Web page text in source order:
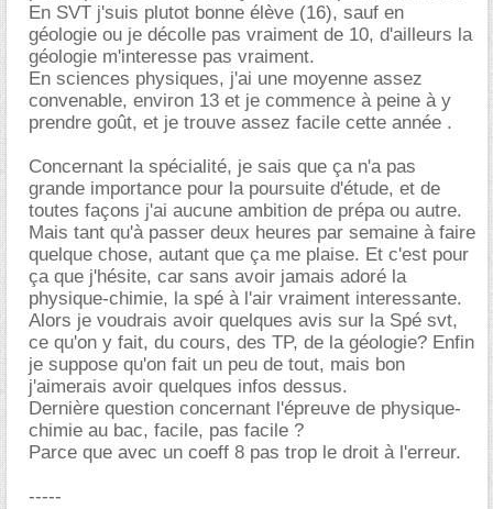
En SVT j'suis plutot bonne élève (16), sauf en
géologie ou je décolle pas vraiment de 10, d'ailleurs la
géologie m'interesse pas vraiment.
En sciences physiques, j'ai une moyenne assez
convenable, environ 13 et je commence à peine à y
prendre goût, et je trouve assez facile cette année .
Concernant la spécialité, je sais que ça n'a pas
grande importance pour la poursuite d'étude, et de
toutes façons j'ai aucune ambition de prépa ou autre.
Mais tant qu'à passer deux heures par semaine à faire
quelque chose, autant que ça me plaise. Et c'est pour
ça que j'hésite, car sans avoir jamais adoré la
physique-chimie, la spé à l'air vraiment interessante.
Alors je voudrais avoir quelques avis sur la Spé svt,
ce qu'on y fait, du cours, des TP, de la géologie? Enfin
je suppose qu'on fait un peu de tout, mais bon
j'aimerais avoir quelques infos dessus.
Dernière question concernant l'épreuve de physique-
chimie au bac, facile, pas facile ?
Parce que avec un coeff 8 pas trop le droit à l'erreur.
-----